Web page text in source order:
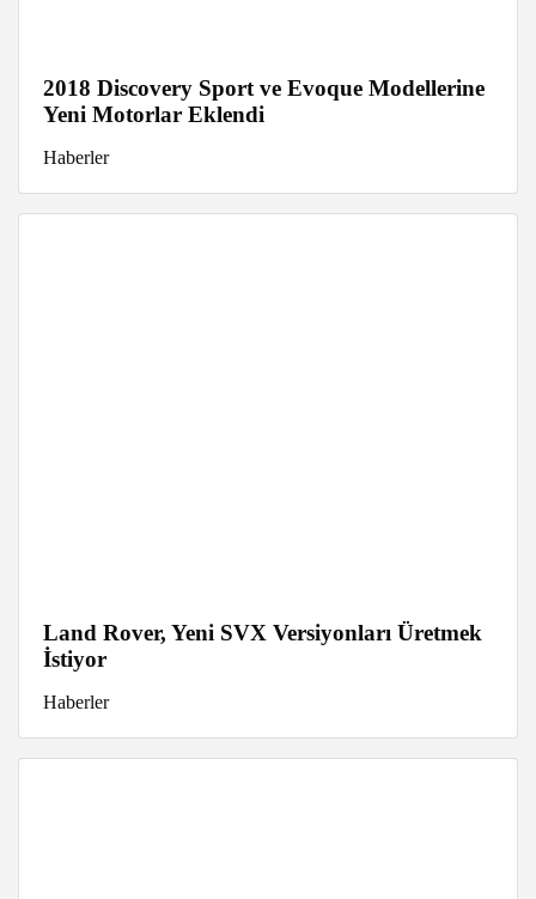
2018 Discovery Sport ve Evoque Modellerine
Yeni Motorlar Eklendi
Haberler
Land Rover, Yeni SVX Versiyonları Üretmek
İstiyor
Haberler